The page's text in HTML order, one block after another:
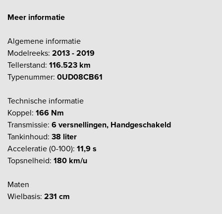
Meer informatie
Algemene informatie
Modelreeks: 2013 - 2019
Tellerstand: 116.523 km
Typenummer: 0UD08CB61
Technische informatie
Koppel: 166 Nm
Transmissie: 6 versnellingen, Handgeschakeld
Tankinhoud: 38 liter
Acceleratie (0-100): 11,9 s
Topsnelheid: 180 km/u
Maten
Wielbasis: 231 cm